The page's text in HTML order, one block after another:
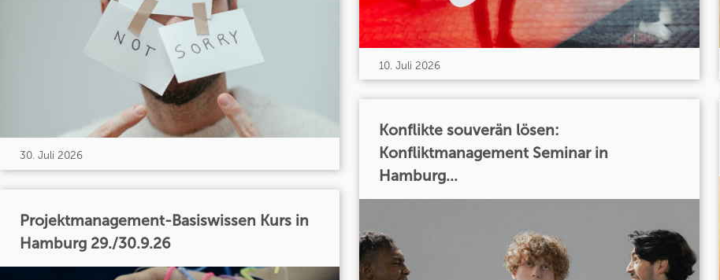
30. Juli 2026
Projektmanagement-Basiswissen Kurs in
Hamburg 29./30.9.26
10. Juli 2026
Konflikte souverän lösen:
Konfliktmanagement Seminar in
Hamburg...